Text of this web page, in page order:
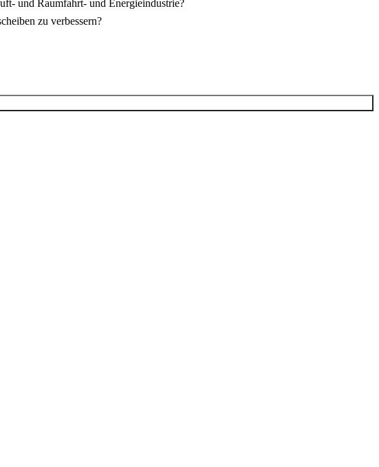
und Raumfahrt- und Energieindustrie?
zu verbessern?